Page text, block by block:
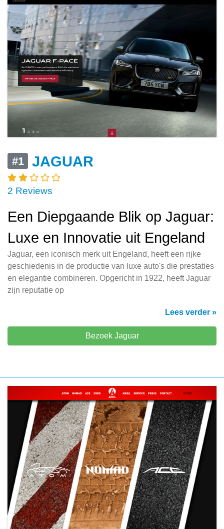
#1 JAGUAR
2 Reviews
Een Diepgaande Blik op Jaguar:
Luxe en Innovatie uit Engeland
Jaguar, een iconisch merk uit Engeland, heeft een rijke
geschiedenis in de productie van luxe auto's die prestaties
en elegantie combineren. Opgericht in 1922, heeft Jaguar
zijn reputatie op
Lees verder »
Bezoek Jaguar